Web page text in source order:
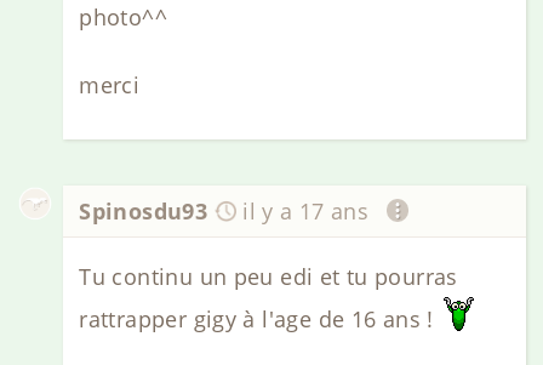
photo^^
merci
Spinosdu93 il y a 17 ans
Tu continu un peu edi et tu pourras
rattrapper gigy à l'age de 16 ans !